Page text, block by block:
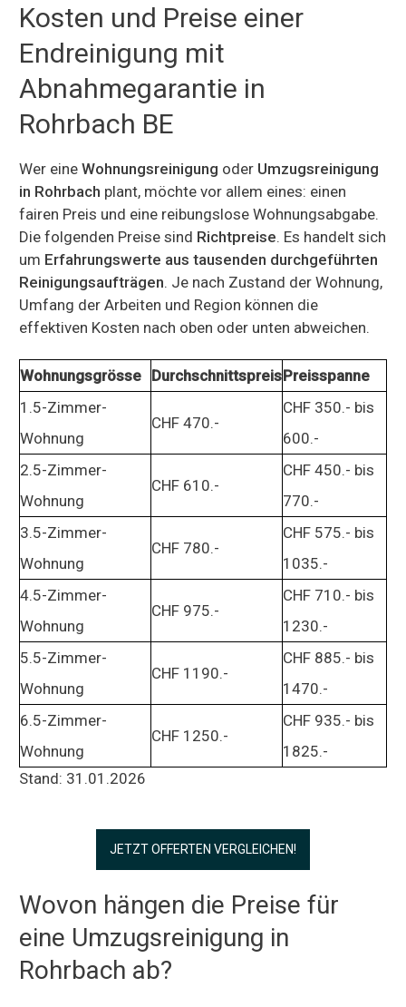
Kosten und Preise einer
Endreinigung mit
Abnahmegarantie in
Rohrbach BE
Wer eine Wohnungsreinigung oder Umzugsreinigung
in Rohrbach plant, möchte vor allem eines: einen
fairen Preis und eine reibungslose Wohnungsabgabe.
Die folgenden Preise sind Richtpreise. Es handelt sich
um Erfahrungswerte aus tausenden durchgeführten
Reinigungsaufträgen. Je nach Zustand der Wohnung,
Umfang der Arbeiten und Region können die
effektiven Kosten nach oben oder unten abweichen.
Wohnungsgrösse DurchschnittspreisPreisspanne
1.5-Zimmer-
Wohnung
CHF 470.-
CHF 350.- bis
600.-
2.5-Zimmer-
Wohnung
CHF 610.-
CHF 450.- bis
770.-
3.5-Zimmer-
Wohnung
CHF 780.-
CHF 575.- bis
1035.-
4.5-Zimmer-
Wohnung
CHF 975.-
CHF 710.- bis
1230.-
5.5-Zimmer-
Wohnung
CHF 1190.-
CHF 885.- bis
1470.-
6.5-Zimmer-
Wohnung
CHF 1250.-
CHF 935.- bis
1825.-
Stand: 31.01.2026
JETZT OFFERTEN VERGLEICHEN!
Wovon hängen die Preise für
eine Umzugsreinigung in
Rohrbach ab?